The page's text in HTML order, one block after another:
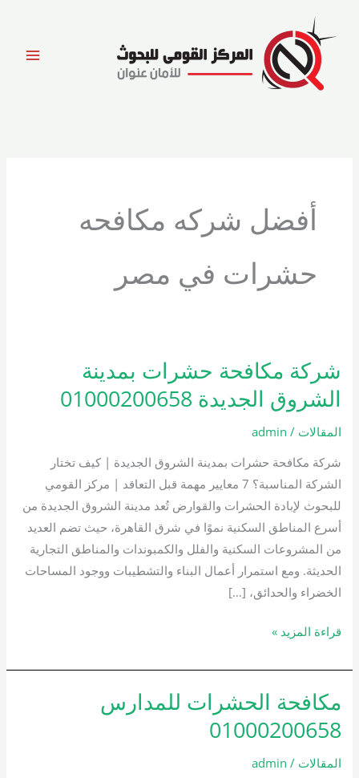
المحتوى
أفضل شركه مكافحه
حشرات في مصر
شركة مكافحة حشرات بمدينة
الشروق الجديدة 01000200658
المقالات /
admin
شركة مكافحة حشرات بمدينة الشروق الجديدة | كيف تختار
الشركة المناسبة؟ 7 معايير مهمة قبل التعاقد | مركز القومي
للبحوث لإبادة الحشرات والقوارض تُعد مدينة الشروق الجديدة من
أسرع المناطق السكنية نموًا في شرق القاهرة، حيث تضم العديد
من المشروعات السكنية والفلل والكمبوندات والمناطق التجارية
الحديثة. ومع استمرار أعمال البناء والتشطيبات ووجود المساحات
الخضراء والحدائق، […]
شركة
مكافحة
حشرات
بمدينة
الجديدة
01000200658
قراءة المزيد »
مكافحة الحشرات للمدارس
01000200658
المقالات /
admin
مكافحة
الحشرات
للمدارس
01000200658